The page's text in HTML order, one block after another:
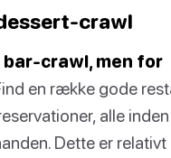
crawl
bar-crawl, men for
en række gode
alle
Dette er